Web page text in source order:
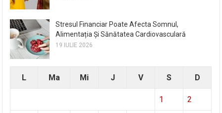
Stresul Financiar Poate Afecta Somnul,
Alimentația Și Sănătatea Cardiovasculară
19 IULIE 2026
L Ma Mi J V S D
1 2